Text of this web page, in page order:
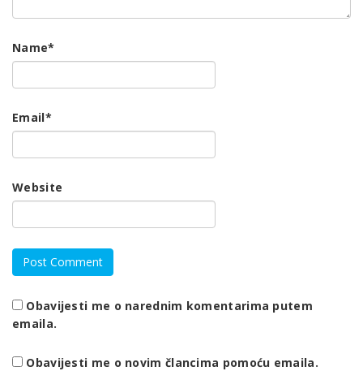
Name*
Email*
Website
Obavijesti me o narednim komentarima putem
emaila.
Obavijesti me o novim člancima pomoću emaila.